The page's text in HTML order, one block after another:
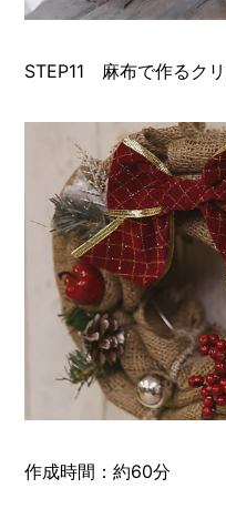
STEP11 麻布で作るク
作成時間：約60分